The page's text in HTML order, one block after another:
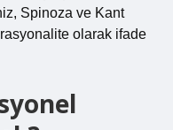
Spinoza ve Kant
olarak ifade